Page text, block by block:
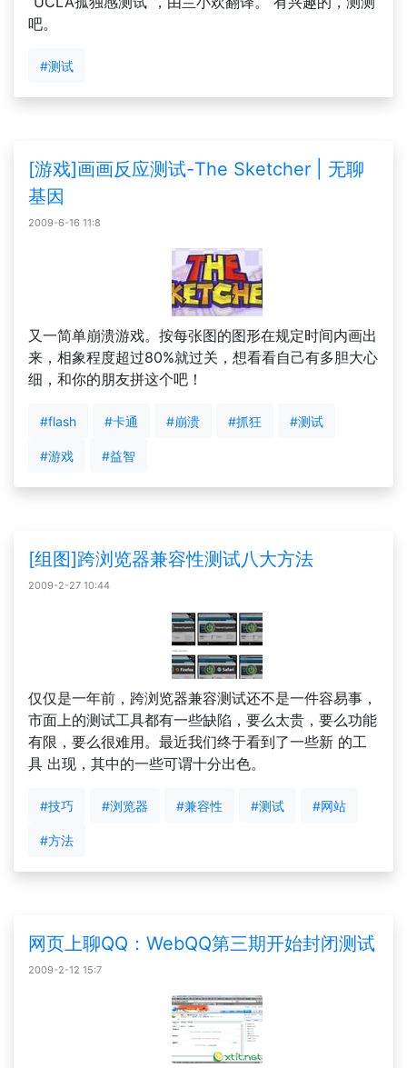
吧。
#测试
[游戏]画画反应测试-The Sketcher | 无聊
基因
2009-6-16 11:8
又一简单崩溃游戏。按每张图的图形在规定时间内画出
来，相象程度超过80%就过关，想看看自己有多胆大心
细，和你的朋友拼这个吧！
#flash #卡通 #崩溃 #抓狂 #测试
#游戏 #益智
[组图]跨浏览器兼容性测试八大方法
2009-2-27 10:44
仅仅是一年前，跨浏览器兼容测试还不是一件容易事，
市面上的测试工具都有一些缺陷，要么太贵，要么功能
有限，要么很难用。最近我们终于看到了一些新 的工
具 出现，其中的一些可谓十分出色。
#技巧 #浏览器 #兼容性 #测试 #网站
#方法
网页上聊QQ：WebQQ第三期开始封闭测试
2009-2-12 15:7